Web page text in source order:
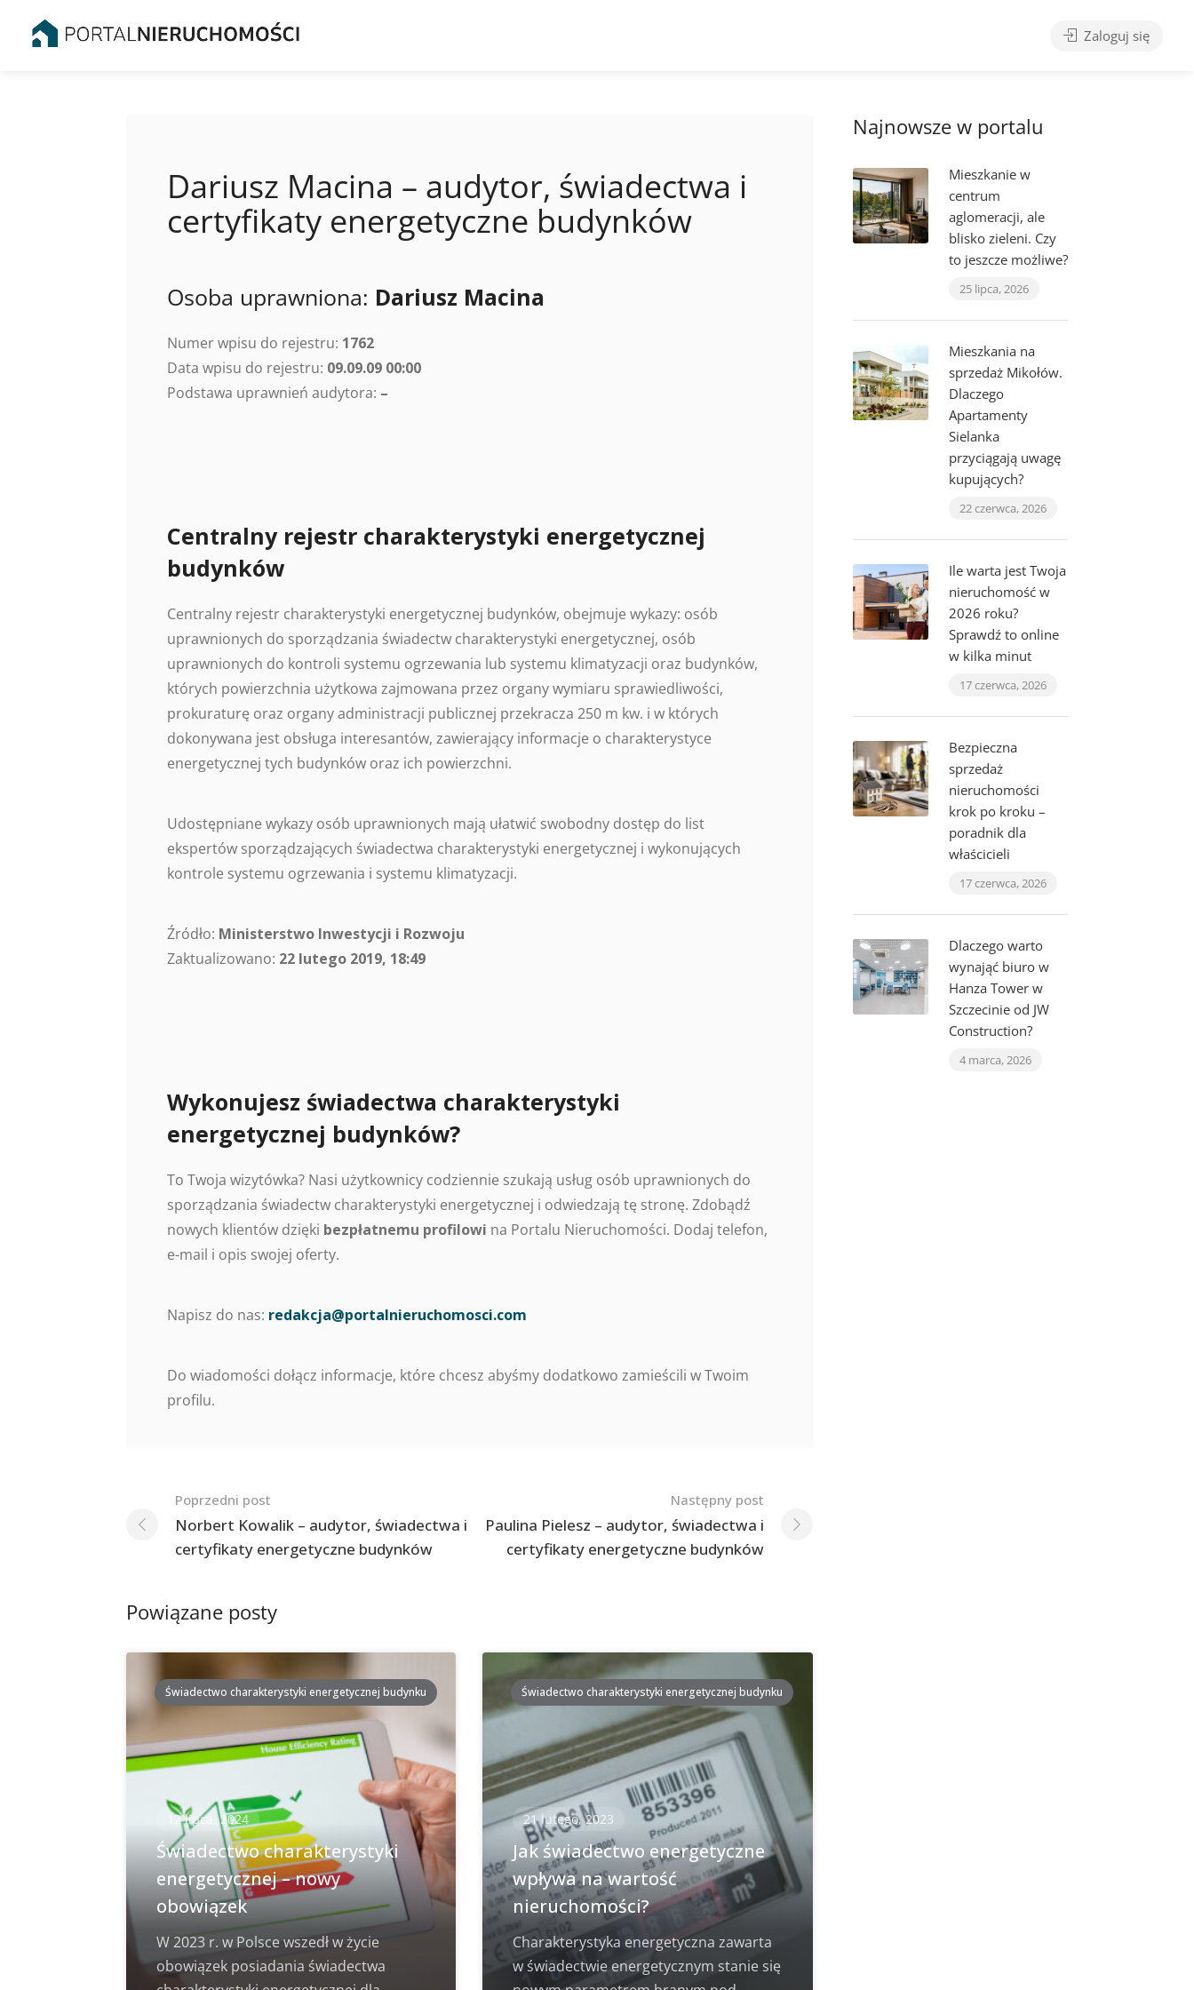
Zaloguj się
Dariusz Macina – audytor, świadectwa i
certyfikaty energetyczne budynków
Osoba uprawniona: Dariusz Macina
Numer wpisu do rejestru: 1762
Data wpisu do rejestru: 09.09.09 00:00
Podstawa uprawnień audytora: –
Centralny rejestr charakterystyki energetycznej
budynków
Centralny rejestr charakterystyki energetycznej budynków, obejmuje wykazy: osób
uprawnionych do sporządzania świadectw charakterystyki energetycznej, osób
uprawnionych do kontroli systemu ogrzewania lub systemu klimatyzacji oraz budynków,
których powierzchnia użytkowa zajmowana przez organy wymiaru sprawiedliwości,
prokuraturę oraz organy administracji publicznej przekracza 250 m kw. i w których
dokonywana jest obsługa interesantów, zawierający informacje o charakterystyce
energetycznej tych budynków oraz ich powierzchni.
Udostępniane wykazy osób uprawnionych mają ułatwić swobodny dostęp do list
ekspertów sporządzających świadectwa charakterystyki energetycznej i wykonujących
kontrole systemu ogrzewania i systemu klimatyzacji.
Źródło: Ministerstwo Inwestycji i Rozwoju
Zaktualizowano: 22 lutego 2019, 18:49
Wykonujesz świadectwa charakterystyki
energetycznej budynków?
To Twoja wizytówka? Nasi użytkownicy codziennie szukają usług osób uprawnionych do
sporządzania świadectw charakterystyki energetycznej i odwiedzają tę stronę. Zdobądź
nowych klientów dzięki bezpłatnemu profilowi na Portalu Nieruchomości. Dodaj telefon,
e-mail i opis swojej oferty.
Napisz do nas: redakcja@portalnieruchomosci.com
Do wiadomości dołącz informacje, które chcesz abyśmy dodatkowo zamieścili w Twoim
profilu.
Nawigacja
po
postach
Poprzedni post
Norbert Kowalik – audytor, świadectwa i
certyfikaty energetyczne budynków
Następny post
Paulina Pielesz – audytor, świadectwa i
certyfikaty energetyczne budynków
Powiązane posty
Świadectwo charakterystyki energetycznej budynku
12 lipca, 2024
Świadectwo charakterystyki
energetycznej – nowy
obowiązek
W 2023 r. w Polsce wszedł w życie
obowiązek posiadania świadectwa
Świadectwo charakterystyki energetycznej budynku
21 lutego, 2023
Jak świadectwo energetyczne
wpływa na wartość
nieruchomości?
Charakterystyka energetyczna zawarta
w świadectwie energetycznym stanie się
Najnowsze w portalu
Mieszkanie w
centrum
aglomeracji, ale
blisko zieleni. Czy
to jeszcze możliwe?
25 lipca, 2026
Mieszkania na
sprzedaż Mikołów.
Dlaczego
Apartamenty
Sielanka
przyciągają uwagę
kupujących?
22 czerwca, 2026
Ile warta jest Twoja
nieruchomość w
2026 roku?
Sprawdź to online
w kilka minut
17 czerwca, 2026
Bezpieczna
sprzedaż
nieruchomości
krok po kroku –
poradnik dla
właścicieli
17 czerwca, 2026
Dlaczego warto
wynająć biuro w
Hanza Tower w
Szczecinie od JW
Construction?
4 marca, 2026